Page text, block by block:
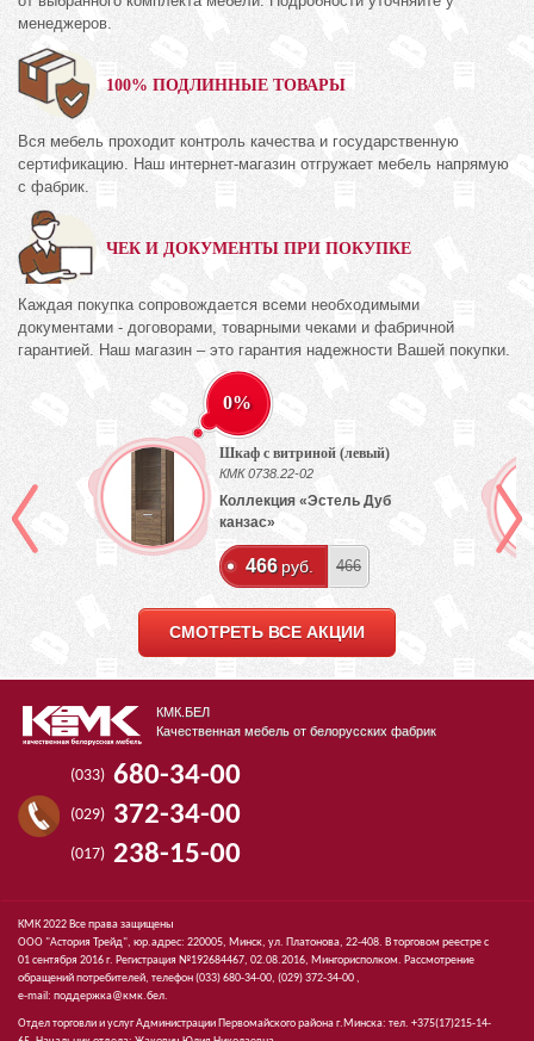
менеджеров.
100% ПОДЛИННЫЕ ТОВАРЫ
Вся мебель проходит контроль качества и государственную
сертификацию. Наш интернет-магазин отгружает мебель напрямую
с фабрик.
ЧЕК И ДОКУМЕНТЫ ПРИ ПОКУПКЕ
Каждая покупка сопровождается всеми необходимыми
документами - договорами, товарными чеками и фабричной
гарантией. Наш магазин – это гарантия надежности Вашей покупки.
0%
Шкаф с витриной (левый)
КМК 0738.22-02
Коллекция «Эстель Дуб
канзас»
466 руб. 466
СМОТРЕТЬ ВСЕ АКЦИИ
КМК.БЕЛ
Качественная мебель от белорусских фабрик
(033) 680-34-00
(029) 372-34-00
(017) 238-15-00
КМК 2022 Все права защищены
ООО "Астория Трейд", юр.адрес: 220005, Минск, ул. Платонова, 22-408. В торговом реестре с
01 сентября 2016 г. Регистрация №192684467, 02.08.2016, Мингорисполком. Рассмотрение
обращений потребителей, телефон(033)680-34-00, (029)372-34-00 ,
e-mail: поддержка@кмк.бел.
Отдел торговли и услуг Администрации Первомайского района г.Минска: тел. +375(17)215-14-